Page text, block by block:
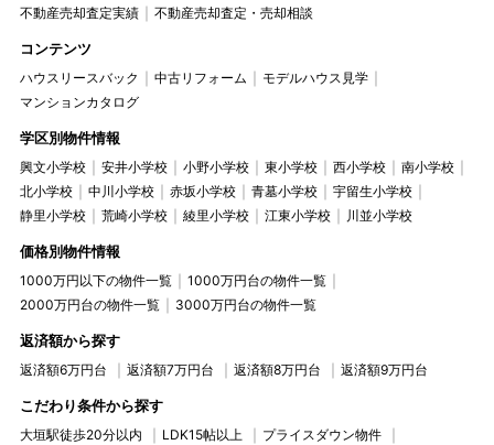
不動産売却査定実績
不動産売却査定・売却相談
コンテンツ
ハウスリースバック 中古リフォーム
モデルハウス見学
マンションカタログ
学区別物件情報
興文小学校 安井小学校 小野小学校 東小学校 西小学校
南小学校
北小学校
中川小学校 赤坂小学校 青墓小学校
宇留生小学校
静里小学校
荒崎小学校 綾里小学校 江東小学校 川並小学校
価格別物件情報
1000万円以下の物件一覧
1000万円台の物件一覧
2000万円台の物件一覧
3000万円台の物件一覧
返済額から探す
返済額6万円台 返済額7万円台 返済額8万円台 返済額9万円台
こだわり条件から探す
大垣駅徒歩20分以内 LDK15帖以上
プライスダウン物件